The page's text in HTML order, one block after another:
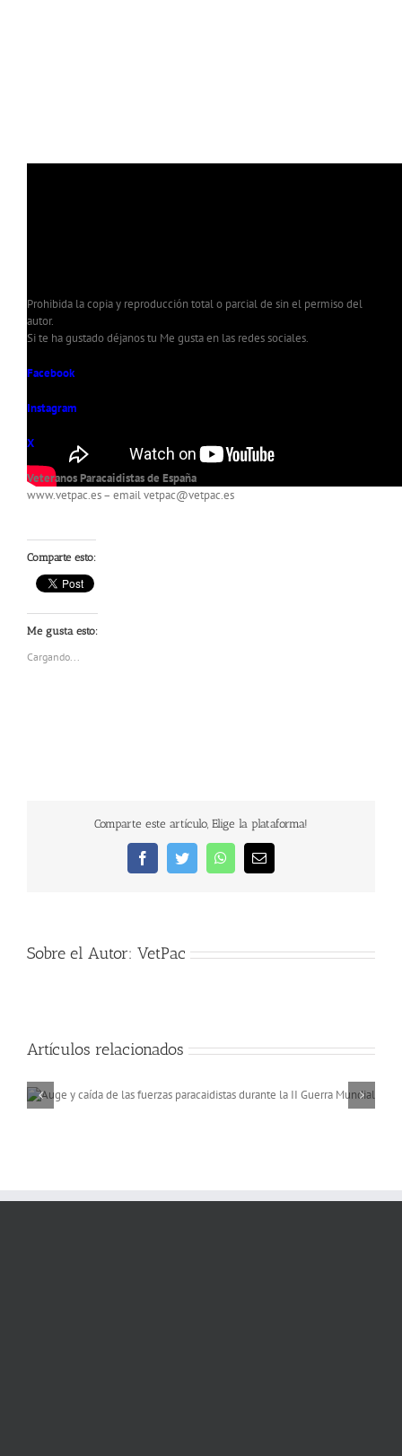
Prohibida la copia y reproducción total o parcial de sin el permiso del
autor.
Si te ha gustado déjanos tu Me gusta en las redes sociales.
Facebook
Instagram
X
Veteranos Paracaidistas de España
www.vetpac.es – email vetpac@vetpac.es
Comparte esto:
Me gusta esto:
Cargando...
Comparte este artículo, Elige la plataforma!
FacebookTwitterWhatsAppCorreo
electrónico
Sobre el Autor: VetPac
Artículos relacionados
Memorias de África,